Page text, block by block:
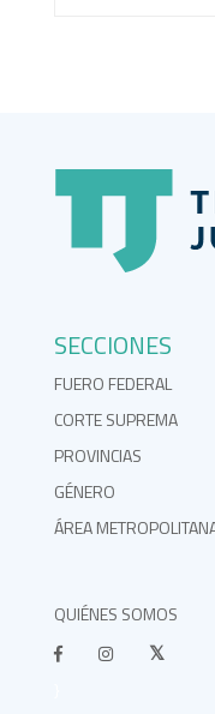
SECCIONES
FUERO FEDERAL
CORTE SUPREMA
PROVINCIAS
GÉNERO
ÁREA
QUIÉNES SOMOS